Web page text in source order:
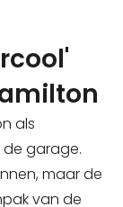
als
garage.
maar de
van de